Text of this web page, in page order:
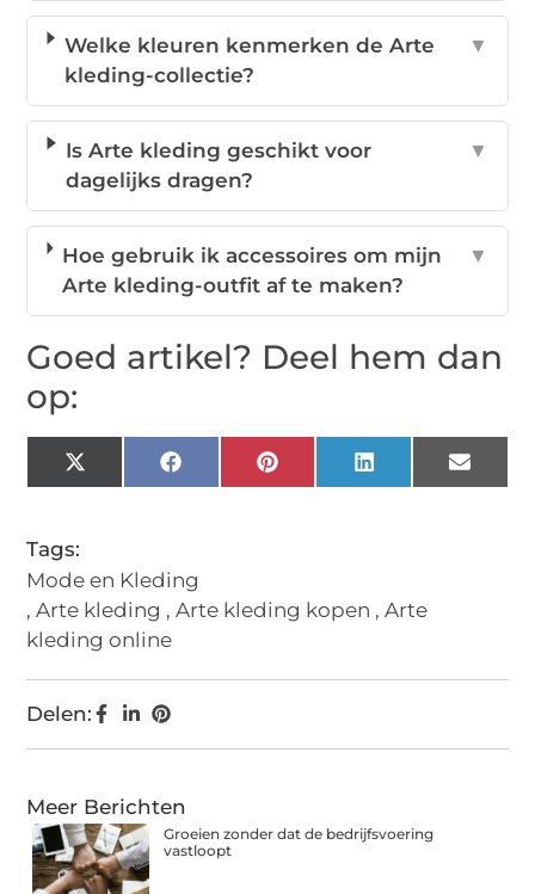
Welke kleuren kenmerken de Arte
kleding-collectie?
▼
Is Arte kleding geschikt voor
dagelijks dragen?
▼
Hoe gebruik ik accessoires om mijn
Arte kleding-outfit af te maken?
▼
Goed artikel? Deel hem dan
op:
X
(Twitter)
FacebookPinterestLinkedIn Email
Tags:
Mode en Kleding
,Arte kleding ,Arte kleding kopen ,Arte
kleding online
Delen:
Meer Berichten
Groeien zonder dat de bedrijfsvoering
vastloopt